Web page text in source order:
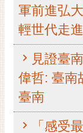
市政資訊
市民互動
黃
偉
哲
軍前進弘
輕世代走
見證臺
偉哲: 臺南
臺南
「感受